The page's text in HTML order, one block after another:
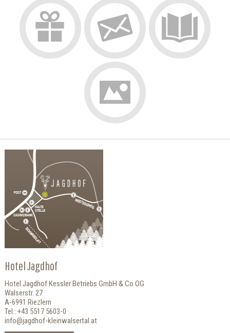
Hotel Jagdhof
Hotel Jagdhof Kessler Betriebs GmbH & Co OG
Walserstr. 27
A-6991 Riezlern
Tel.: +43 5517 5603-0
info@jagdhof-kleinwalsertal.at